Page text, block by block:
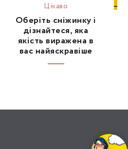
Цікаво
Оберіть сніжинку і
дізнайтеся, яка
якість виражена в
вас найяскравіше